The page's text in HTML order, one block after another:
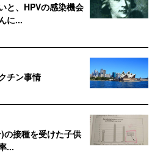
と、HPVの感染機会
に...
チン事情
の接種を受けた子供
...